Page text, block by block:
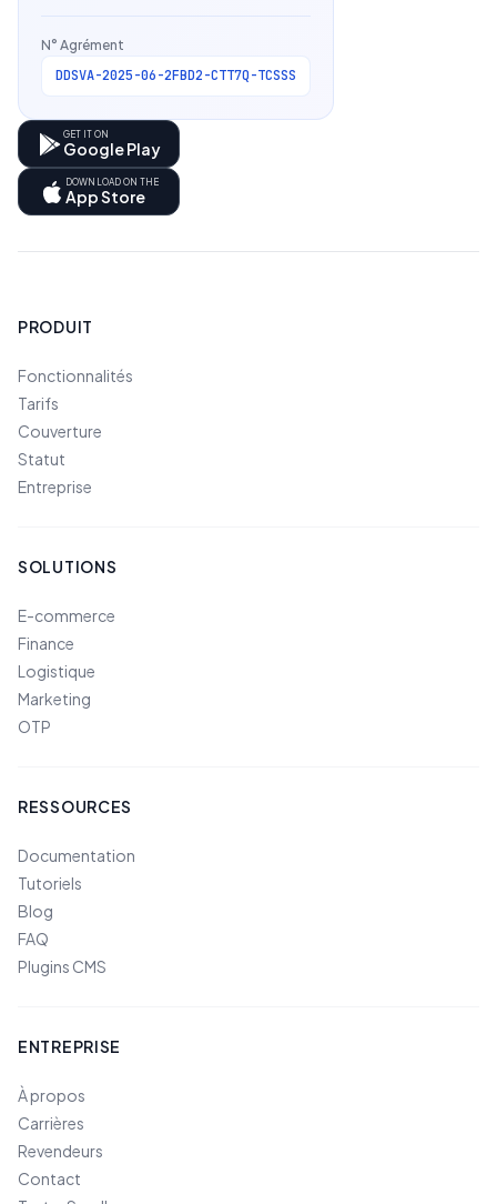
N° Agrément
DDSVA-2025-06-2FBD2-CTT7Q-TCSSS
GET IT ON
Google Play
DOWNLOAD ON THE
App Store
PRODUIT
Fonctionnalités
Tarifs
Couverture
Statut
Entreprise
SOLUTIONS
E-commerce
Finance
Logistique
Marketing
OTP
RESSOURCES
Documentation
Tutoriels
Blog
FAQ
Plugins CMS
ENTREPRISE
À propos
Carrières
Revendeurs
Contact